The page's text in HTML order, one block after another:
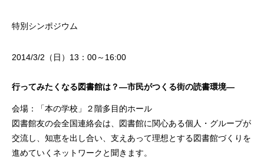
特別シンポジウム
2014/3/2（日）13：00～16:00
行ってみたくなる図書館は？―市民がつくる街の読書環境―
会場：「本の学校」２階多目的ホール
図書館友の会全国連絡会は、図書館に関心ある個人・グループが
交流し、知恵を出し合い、支えあって理想とする図書館づくりを
進めていくネットワークと聞きます。